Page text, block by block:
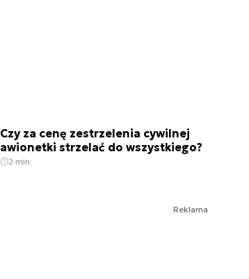
Czy za cenę zestrzelenia cywilnej
awionetki strzelać do wszystkiego?
2 min.
Reklama